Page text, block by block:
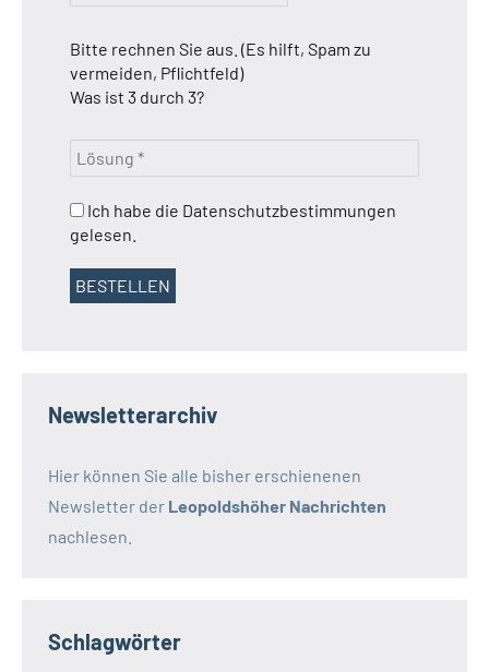
Bitte rechnen Sie aus. (Es hilft, Spam zu
vermeiden, Pflichtfeld)
Was ist 3 durch 3?
Ich habe die Datenschutzbestimmungen
gelesen.
Newsletterarchiv
Hier können Sie alle bisher erschienenen
Newsletter der Leopoldshöher Nachrichten
nachlesen.
Schlagwörter